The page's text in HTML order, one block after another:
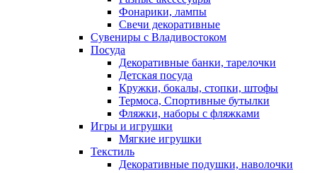
Фонарики, лампы
Свечи декоративные
Сувениры с Владивостоком
Посуда
Декоративные банки, тарелочки
Детская посуда
Кружки, бокалы, стопки, штофы
Термоса, Спортивные бутылки
Фляжки, наборы с фляжками
Игры и игрушки
Мягкие игрушки
Текстиль
Декоративные подушки, наволочки